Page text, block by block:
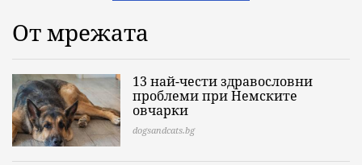
От мрежата
13 най-чести здравословни
проблеми при Немските
овчарки
dogsandcats.bg